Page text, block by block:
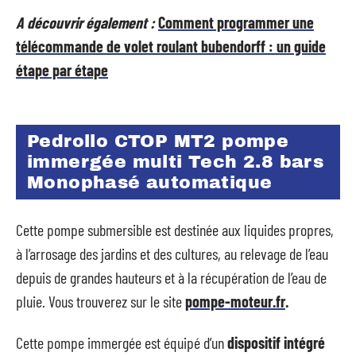
A découvrir également :Comment programmer une
télécommande de volet roulant bubendorff : un guide
étape par étape
Pedrollo CTOP MT2 pompe
immergée multi Tech 2.8 bars
Monophasé automatique
Cette pompe submersible est destinée aux liquides propres,
à l’arrosage des jardins et des cultures, au relevage de l’eau
depuis de grandes hauteurs et à la récupération de l’eau de
pluie. Vous trouverez sur le sitepompe-moteur.fr.
Cette pompe immergée est équipé d’undispositif intégré